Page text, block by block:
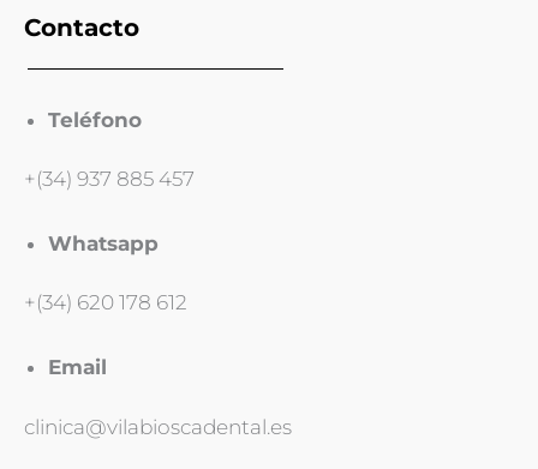
Contacto
Teléfono
+(34) 937 885 457
Whatsapp
+(34) 620 178 612
Email
clinica@vilabioscadental.es